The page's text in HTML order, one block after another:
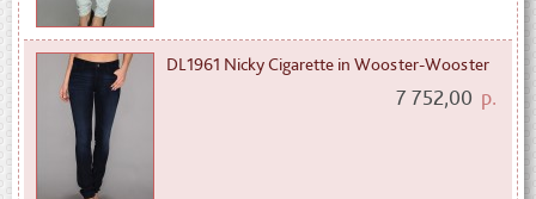
DL1961 Nicky Cigarette in Wooster-Wooster
7 752,00 р.